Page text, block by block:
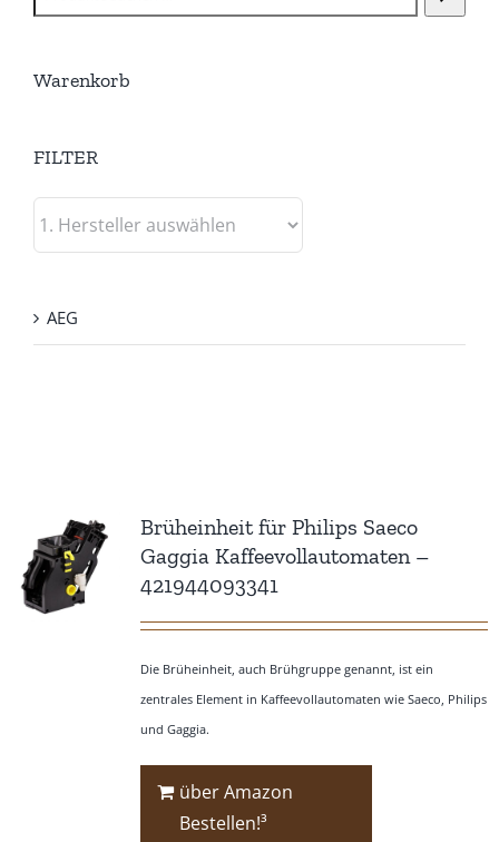
Brüheinheit für Philips Saeco
Gaggia Kaffeevollautomaten –
421944093341
Die Brüheinheit, auch Brühgruppe genannt, ist ein
zentrales Element in Kaffeevollautomaten wie Saeco, Philips
und Gaggia.
über Amazon
Bestellen!³
Warenkorb
FILTER
AEG